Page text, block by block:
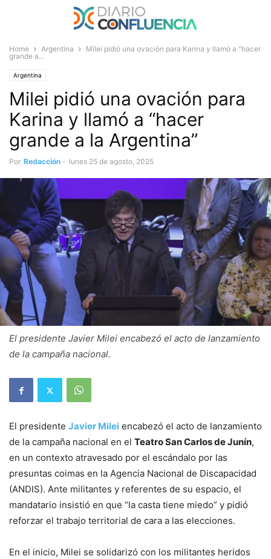
Home Argentina
Milei pidió una ovación para Karina y llamó a “hacer
grande a...
Argentina
Milei pidió una ovación para
Karina y llamó a “hacer
grande a la Argentina”
Por Redacción - lunes 25 de agosto, 2025
El presidente Javier Milei encabezó el acto de lanzamiento
de la campaña nacional.
El presidente Javier Milei encabezó el acto de lanzamiento
de la campaña nacional en el Teatro San Carlos de Junín,
en un contexto atravesado por el escándalo por las
presuntas coimas en la Agencia Nacional de Discapacidad
(ANDIS). Ante militantes y referentes de su espacio, el
mandatario insistió en que “la casta tiene miedo” y pidió
reforzar el trabajo territorial de cara a las elecciones.
En el inicio, Milei se solidarizó con los militantes heridos